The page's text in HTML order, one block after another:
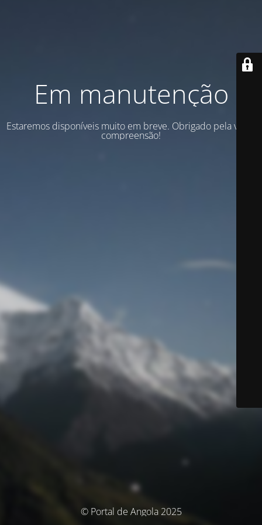
Em manutenção
Estaremos disponíveis muito em breve. Obrigado pela vossa
compreensão!
© Portal de Angola 2025